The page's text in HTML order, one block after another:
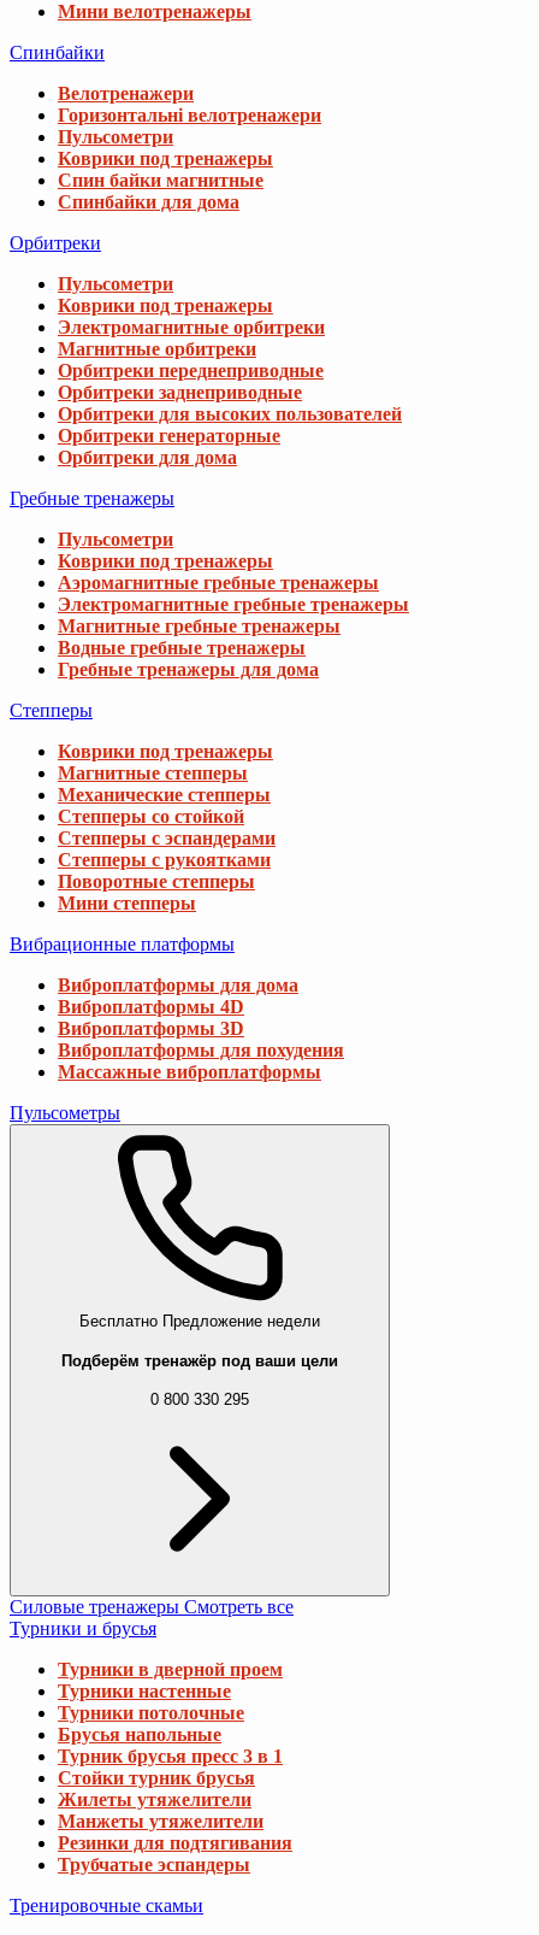
Мини велотренажеры
Спинбайки
Велотренажери
Горизонтальні велотренажери
Пульсометри
Коврики под тренажеры
Спин байки магнитные
Спинбайки для дома
Орбитреки
Пульсометри
Коврики под тренажеры
Электромагнитные орбитреки
Магнитные орбитреки
Орбитреки переднеприводные
Орбитреки заднеприводные
Орбитреки для высоких пользователей
Орбитреки генераторные
Орбитреки для дома
Гребные тренажеры
Пульсометри
Коврики под тренажеры
Аэромагнитные гребные тренажеры
Электромагнитные гребные тренажеры
Магнитные гребные тренажеры
Водные гребные тренажеры
Гребные тренажеры для дома
Степперы
Коврики под тренажеры
Магнитные степперы
Механические степперы
Степперы со стойкой
Степперы с эспандерами
Степперы с рукоятками
Поворотные степперы
Мини степперы
Вибрационные платформы
Виброплатформы для дома
Виброплатформы 4D
Виброплатформы 3D
Виброплатформы для похудения
Массажные виброплатформы
Пульсометры
Бесплатно Предложение недели
Подберём тренажёр под ваши цели
0 800 330 295
Силовые тренажеры Смотреть все
Турники и брусья
Турники в дверной проем
Турники настенные
Турники потолочные
Брусья напольные
Турник брусья пресс 3 в 1
Стойки турник брусья
Жилеты утяжелители
Манжеты утяжелители
Резинки для подтягивания
Трубчатые эспандеры
Тренировочные скамьи